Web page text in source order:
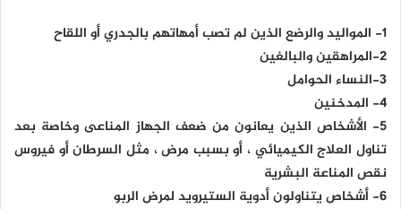
1- المواليد والرضع الذين لم تصب أمهاتهم بالجدري أو اللقاح
2-المراهقين والبالغين
3-النساء الحوامل
4- المدخنين
5- الأشخاص الذين يعانون من ضعف الجهاز المناعى وخاصة بعد
تناول العلاج الكيميائي ، أو بسبب مرض ، مثل السرطان أو فيروس
نقص المناعة البشرية
6- أشخاص يتناولون أدوية الستيرويد لمرض الربو